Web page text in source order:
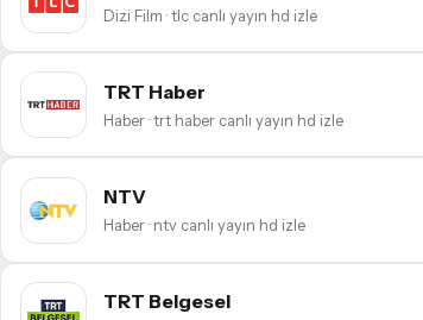
Dizi Film · tlc canlı yayın hd izle
TRT Haber
Haber · trt haber canlı yayın hd izle
NTV
Haber · ntv canlı yayın hd izle
TRT Belgesel